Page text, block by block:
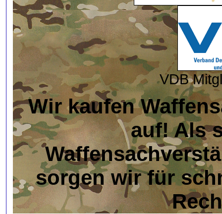
VDB
Wir kaufen
auf! Als
sorgen wir für